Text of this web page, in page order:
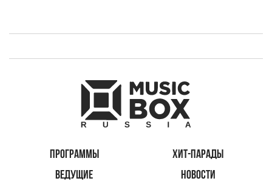
ПРОГРАММЫ
ХИТ-ПАРАДЫ
ВЕДУЩИЕ
НОВОСТИ